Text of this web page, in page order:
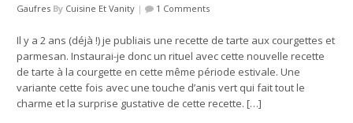
Gaufres By Cuisine Et Vanity | 1 Comments
Il y a 2 ans (déjà !) je publiais une recette de tarte aux courgettes et
parmesan. Instaurai-je donc un rituel avec cette nouvelle recette
de tarte à la courgette en cette même période estivale. Une
variante cette fois avec une touche d’anis vert qui fait tout le
charme et la surprise gustative de cette recette. […]